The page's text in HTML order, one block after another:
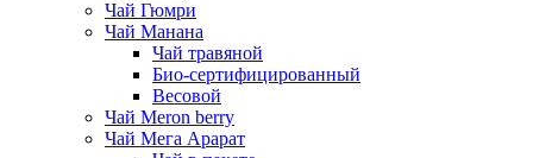
Чай Гюмри
Чай Манана
Чай травяной
Био-сертифицированный
Весовой
Чай Meron berry
Чай Мега Арарат